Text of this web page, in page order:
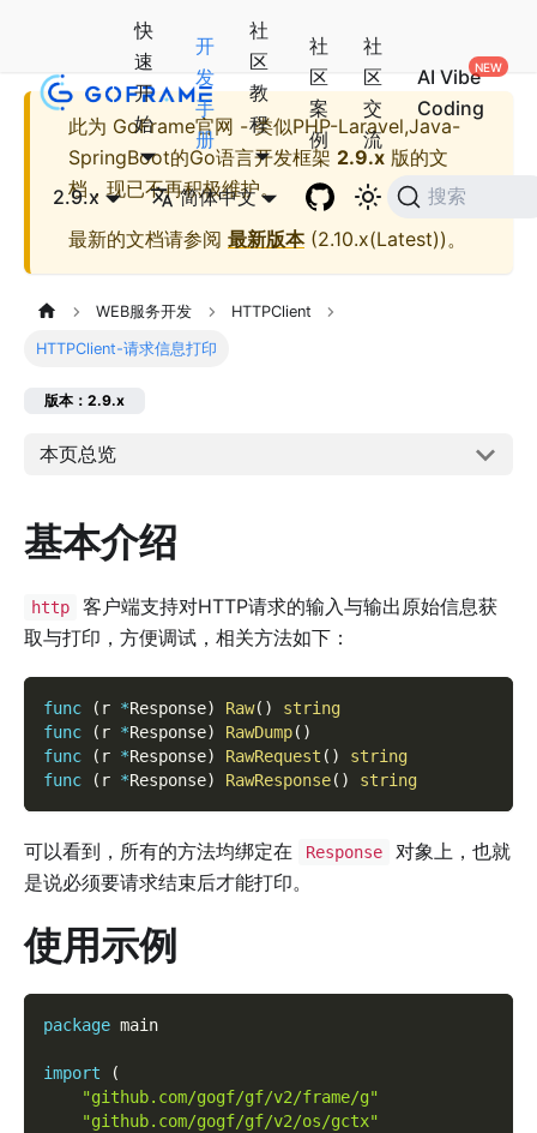
快
速
开
始
开
发
手
册
社
区
教
程
社
区
案
例
社
区
交
流
AI Vibe
Coding
2.9.x 简体中文 搜索
此为 GoFrame官网 - 类似PHP-Laravel,Java-
SpringBoot的Go语言开发框架 2.9.x 版的文
档，现已不再积极维护。
最新的文档请参阅 最新版本(2.10.x(Latest))。
WEB服务开发 HTTPClient
HTTPClient-请求信息打印
版本：2.9.x
本页总览
基本介绍
http
客户端支持对HTTP请求的输入与输出原始信息获
取与打印，方便调试，相关方法如下：
func ( r *Response) Raw( )
string
func
( r *Response) RawDump( )
func
( r *Response) RawRequest ( )
string
func
( r *Response) RawResponse( ) string
可以看到，所有的方法均绑定在 Response
对象上，也就
是说必须要请求结束后才能打印。
使用示例
package main
import
(
"github.com/gogf/gf/v2/frame/g"
"github.com/gogf/gf/v2/os/gctx"